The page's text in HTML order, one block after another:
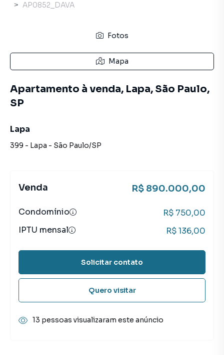
AP0852_DAVA
Fotos
Mapa
Apartamento à venda, Lapa, São Paulo,
SP
Lapa
399 - Lapa - São Paulo/SP
Venda R$ 890.000,00
Condomínio
R$ 750,00
IPTU mensal
R$ 136,00
Solicitar contato
Quero visitar
13 pessoas visualizaram este anúncio